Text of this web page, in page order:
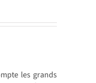
les grands